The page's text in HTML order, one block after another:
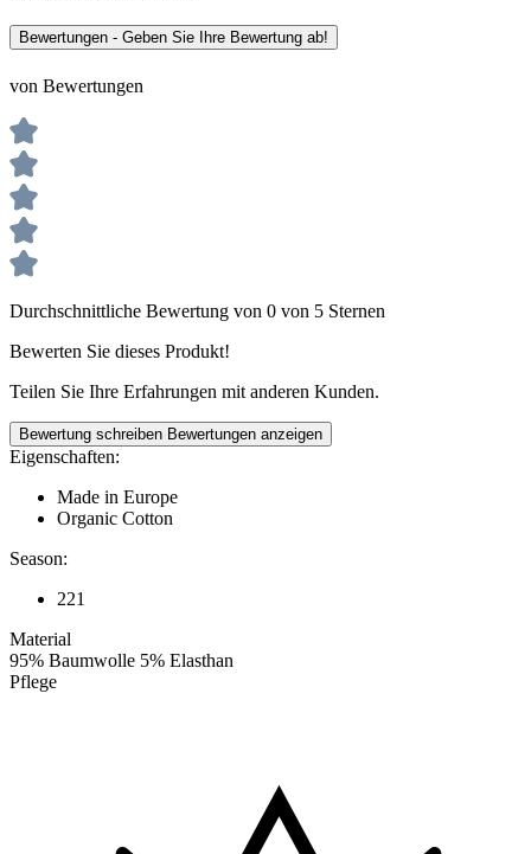
Bewertungen - Geben Sie Ihre Bewertung ab!
von Bewertungen
Durchschnittliche Bewertung von 0 von 5 Sternen
Bewerten Sie dieses Produkt!
Teilen Sie Ihre Erfahrungen mit anderen Kunden.
Bewertung schreiben Bewertungen anzeigen
Eigenschaften:
Made in Europe
Organic Cotton
Season:
221
Material
95% Baumwolle 5% Elasthan
Pflege